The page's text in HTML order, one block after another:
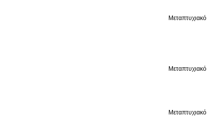
Μεταπτυχιακό
Μεταπτυχιακό
Μεταπτυχιακό